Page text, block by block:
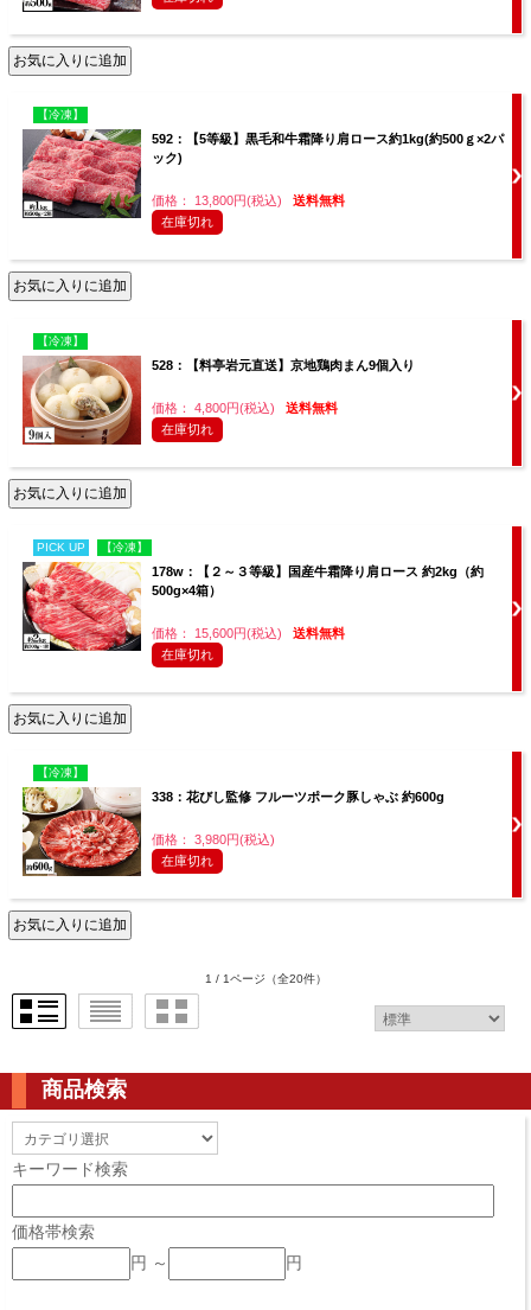
【冷凍】
592：【5等級】黒毛和牛霜降り肩ロース約1kg(約500ｇ×2パ
ック)
価格： 13,800円(税込)
送料無料
在庫切れ
【冷凍】
528：【料亭岩元直送】京地鶏肉まん9個入り
価格： 4,800円(税込)
送料無料
在庫切れ
PICK UP 【冷凍】
178w：【２～３等級】国産牛霜降り肩ロース 約2kg（約
500g×4箱）
価格： 15,600円(税込)
送料無料
在庫切れ
【冷凍】
338：花びし監修 フルーツポーク豚しゃぶ 約600g
価格： 3,980円(税込)
在庫切れ
1 / 1ページ （全20件）
商品検索
キーワード検索
価格帯検索
円 ～
円